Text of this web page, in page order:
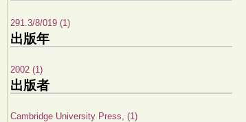
291.3/8/019 (1)
出版年
2002 (1)
出版者
Cambridge University Press, (1)